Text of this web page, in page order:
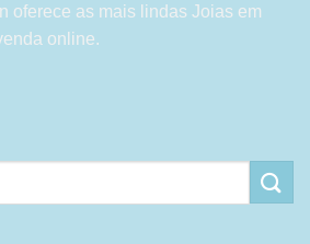
oferece as mais lindas Joias em
online.